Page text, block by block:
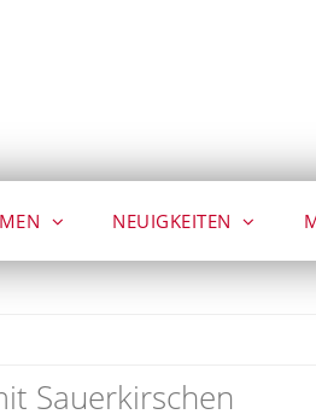
NEUIGKEITEN
Sauerkirschen